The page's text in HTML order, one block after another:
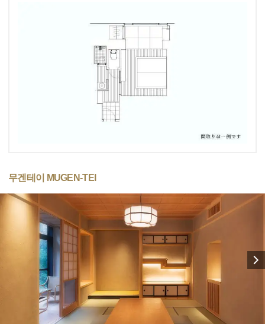
무겐테이 MUGEN-TEI